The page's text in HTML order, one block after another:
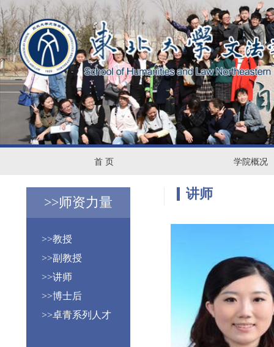
首 页
页
学院概况
院
>>师资力量
>>教授
>>副教授
>>讲师
>>博士后
>>卓青系列人才
讲师